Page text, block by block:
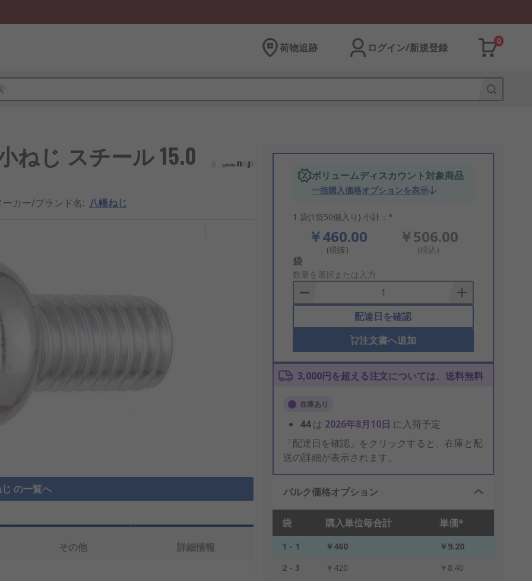
荷物追跡 ログイン/新規登録
0
ねじ スチール 15.0
ーカー/ブランド名: 八幡ねじ
の一覧へ
ボリュームディスカウント対象商品
一括購入価格オプションを表示
1 袋(1袋50個入り) 小計：*
￥460.00
(税抜)
￥506.00
(税込)
Add
to
Basket
袋
数量を選択または入力
配達日を確認
注文書へ追加
3,000円を超える注文については、送料無料
在庫あり
44は 2026年8月10日 に入荷予定
「配達日を確認」をクリックすると、在庫と配
送の詳細が表示されます。
バルク価格オプション
袋 購入単位毎合計 単価*
1 - 1 ￥460
￥9.20
2 - 3
￥420
￥8.40
その他 詳細情報